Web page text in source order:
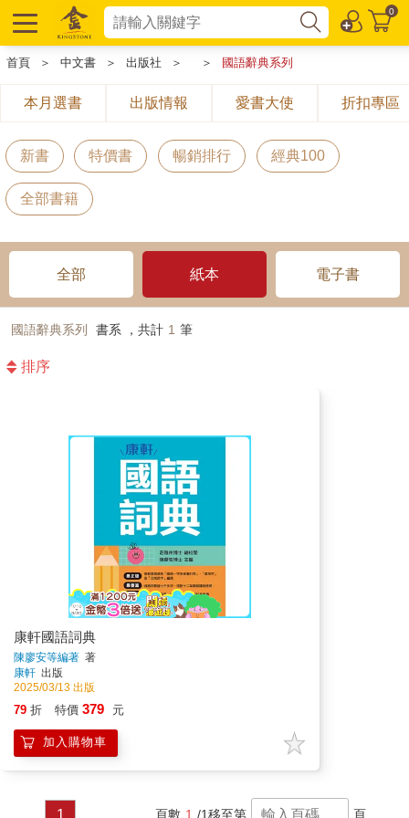
0
首頁 ＞ 中文書 ＞ 出版社 ＞ ＞ 國語辭典系列
本月選書 出版情報 愛書大使 折扣專區
新書 特價書 暢銷排行 經典100
全部書籍
全部 紙本 電子書
國語辭典系列 書系 ，共計 1 筆
排序
康軒國語詞典
陳廖安等編著 著
康軒 出版
2025/03/13 出版
79 折 特價 379 元
加入購物車
1 頁數 1 /1移至第 頁